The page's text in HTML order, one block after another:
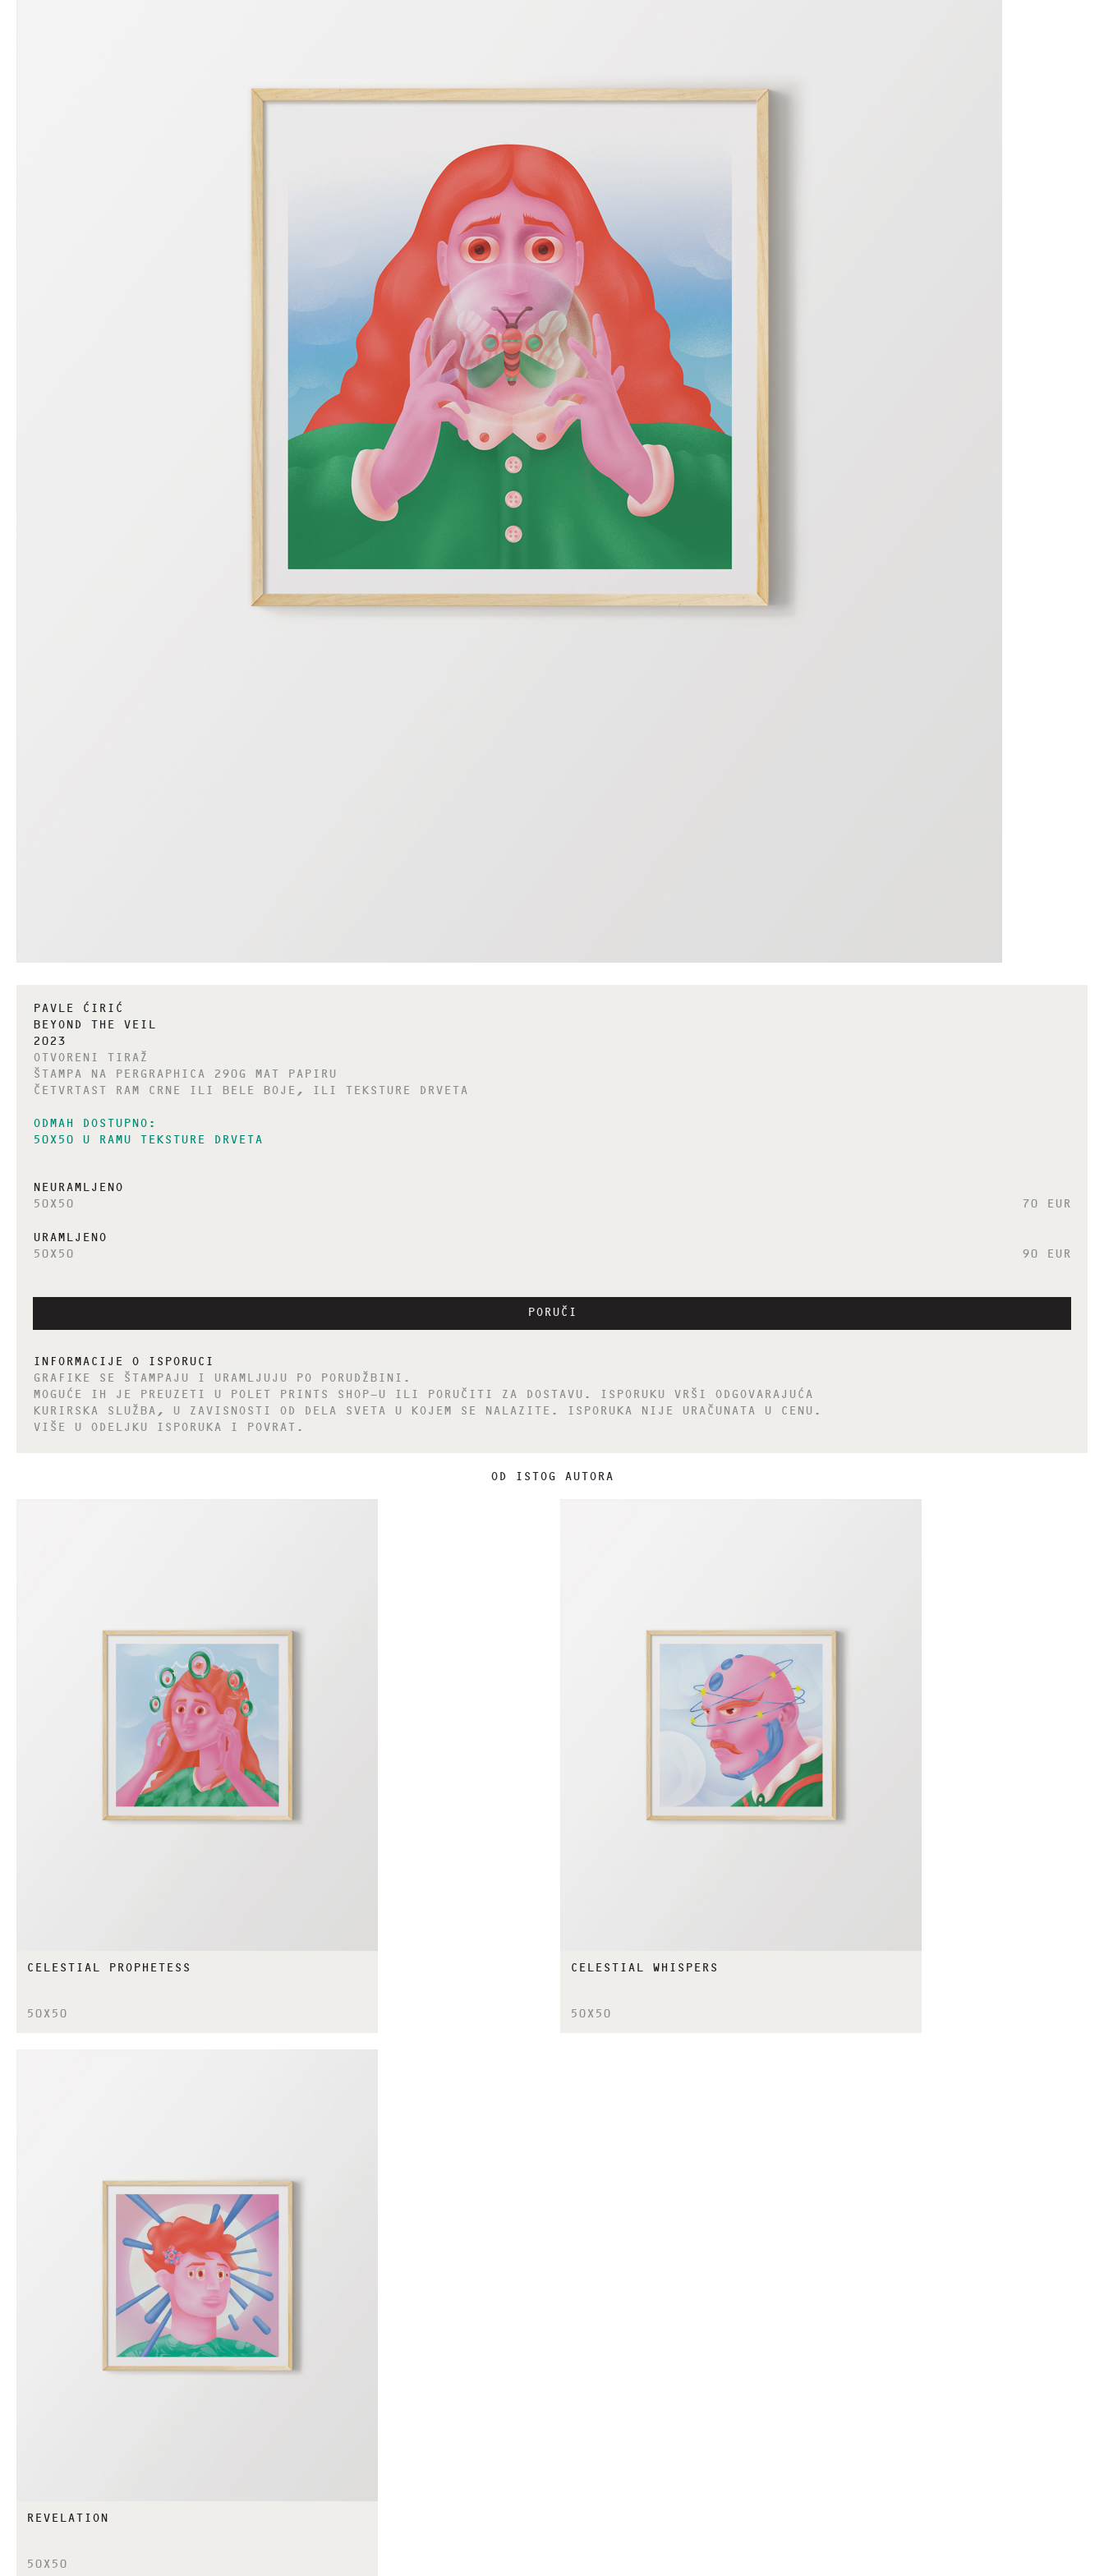
PAVLE ĆIRIĆ
BEYOND THE VEIL
2023
OTVORENI TIRAŽ
ŠTAMPA NA PERGRAPHICA 290G MAT PAPIRU
ČETVRTAST RAM CRNE ILI BELE BOJE, ILI TEKSTURE DRVETA
ODMAH DOSTUPNO:
50X50 U RAMU TEKSTURE DRVETA
NEURAMLJENO
50X50
70 EUR
URAMLJENO
50X50
90 EUR
PORUČI
INFORMACIJE O ISPORUCI
GRAFIKE SE ŠTAMPAJU I URAMLJUJU PO PORUDŽBINI.
MOGUĆE IH JE PREUZETI U POLET PRINTS SHOP-U ILI PORUČITI ZA DOSTAVU. ISPORUKU VRŠI ODGOVARAJUĆA
KURIRSKA SLUŽBA, U ZAVISNOSTI OD DELA SVETA U KOJEM SE NALAZITE. ISPORUKA NIJE URAČUNATA U CENU.
VIŠE U ODELJKU ISPORUKA I POVRAT.
OD ISTOG AUTORA
CELESTIAL PROPHETESS
50X50
CELESTIAL WHISPERS
50X50
REVELATION
50X50